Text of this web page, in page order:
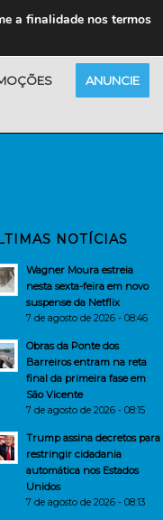
ANUNCIE
NOTÍCIAS
Wagner Moura estreia
nesta sexta-feira em novo
suspense da Netflix
7 de agosto de 2026 - 08:46
Obras da Ponte dos
Barreiros entram na reta
final da primeira fase em
São Vicente
7 de agosto de 2026 - 08:15
Trump assina decretos para
restringir cidadania
automática nos Estados
Unidos
7 de agosto de 2026 - 08:13
a finalidade nos termos